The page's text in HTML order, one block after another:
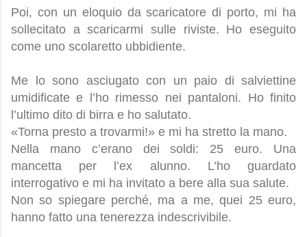
Poi, con un eloquio da scaricatore di porto, mi ha
sollecitato a scaricarmi sulle riviste. Ho eseguito
come uno scolaretto ubbidiente.
Me lo sono asciugato con un paio di salviettine
umidificate e l’ho rimesso nei pantaloni. Ho finito
l’ultimo dito di birra e ho salutato.
«Torna presto a trovarmi!» e mi ha stretto la mano.
Nella mano c’erano dei soldi: 25 euro. Una
mancetta per l’ex alunno. L’ho guardato
interrogativo e mi ha invitato a bere alla sua salute.
Non so spiegare perché, ma a me, quei 25 euro,
hanno fatto una tenerezza indescrivibile.